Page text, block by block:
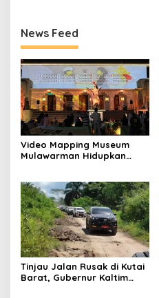
News Feed
Video Mapping Museum
Mulawarman Hidupkan
Tinjau Jalan Rusak di Kutai
Barat, Gubernur Kaltim